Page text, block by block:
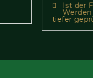
Ist der
tiefer